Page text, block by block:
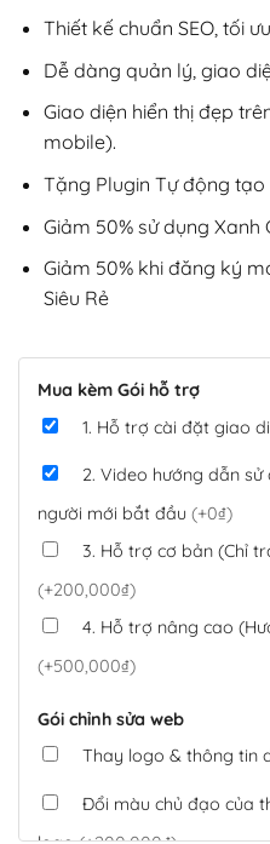
Thiết kế chuẩn SEO, tối
Dễ dàng quản lý, giao
Giao diện hiển thị đẹp
mobile).
Tặng Plugin Tự động tạo
Giảm 50% sử dụng Xanh
Giảm 50% khi đăng ký
Siêu Rẻ
Mua kèm Gói hỗ trợ
1. Hỗ trợ cài đặt giao
2. Video hướng dẫn
người mới bắt đầu (+0₫)
3. Hỗ trợ cơ bản (Chỉ
(+200,000₫)
4. Hỗ trợ nâng cao
(+500,000₫)
Gói chỉnh sửa web
Thay logo & thông tin
Đổi màu chủ đạo của